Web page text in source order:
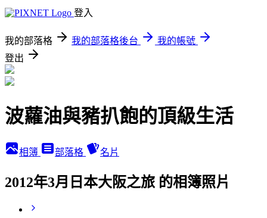
登入
我的部落格 我的部落格後台
我的帳號
登出
波蘿油與豬扒飽的頂級生活
相簿 部落格 名片
2012年3月日本大阪之旅 的相簿照片